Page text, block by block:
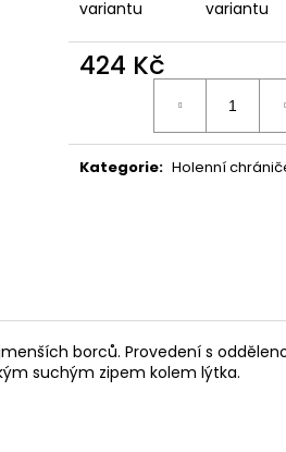
variantu
variantu
424 Kč
Kategorie: Holenní
borců. Provedení s
suchým zipem kolem lýtka.